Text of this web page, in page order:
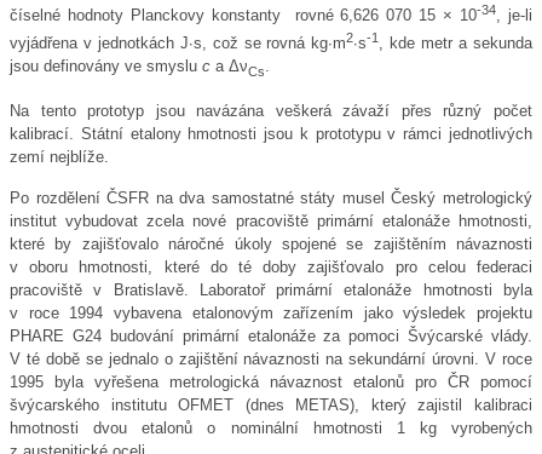
číselné hodnoty Planckovy konstanty rovné 6,626 070 15 × 10-34, je-li
vyjádřena v jednotkách J·s, což se rovná kg·m2·s-1
, kde metr a sekunda
jsou definovány ve smyslu c a ΔνCs
Na tento prototyp jsou navázána veškerá závaží přes různý počet
kalibrací. Státní etalony hmotnosti jsou k prototypu v rámci jednotlivých
zemí nejblíže.
Po rozdělení ČSFR na dva samostatné státy musel Český metrologický
institut vybudovat zcela nové pracoviště primární etalonáže hmotnosti,
které by zajišťovalo náročné úkoly spojené se zajištěním návaznosti
v oboru hmotnosti, které do té doby zajišťovalo pro celou federaci
pracoviště v Bratislavě. Laboratoř primární etalonáže hmotnosti byla
v roce 1994 vybavena etalonovým zařízením jako výsledek projektu
PHARE G24 budování primární etalonáže za pomoci Švýcarské vlády.
V té době se jednalo o zajištění návaznosti na sekundární úrovni. V roce
1995 byla vyřešena metrologická návaznost etalonů pro ČR pomocí
švýcarského institutu OFMET (dnes METAS), který zajistil kalibraci
hmotnosti dvou etalonů o nominální hmotnosti 1 kg vyrobených